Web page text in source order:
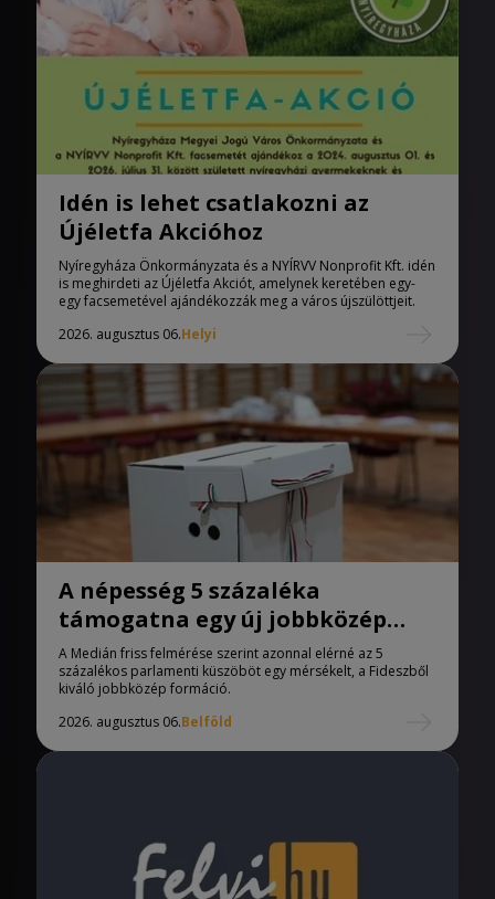
Idén is lehet csatlakozni az
Újéletfa Akcióhoz
Nyíregyháza Önkormányzata és a NYÍRVV Nonprofit Kft. idén
is meghirdeti az Újéletfa Akciót, amelynek keretében egy-
egy facsemetével ajándékozzák meg a város újszülöttjeit.
2026. augusztus 06.Helyi
A népesség 5 százaléka
támogatna egy új jobbközép
pártot
A Medián friss felmérése szerint azonnal elérné az 5
százalékos parlamenti küszöböt egy mérsékelt, a Fideszből
kiváló jobbközép formáció.
2026. augusztus 06.Belföld